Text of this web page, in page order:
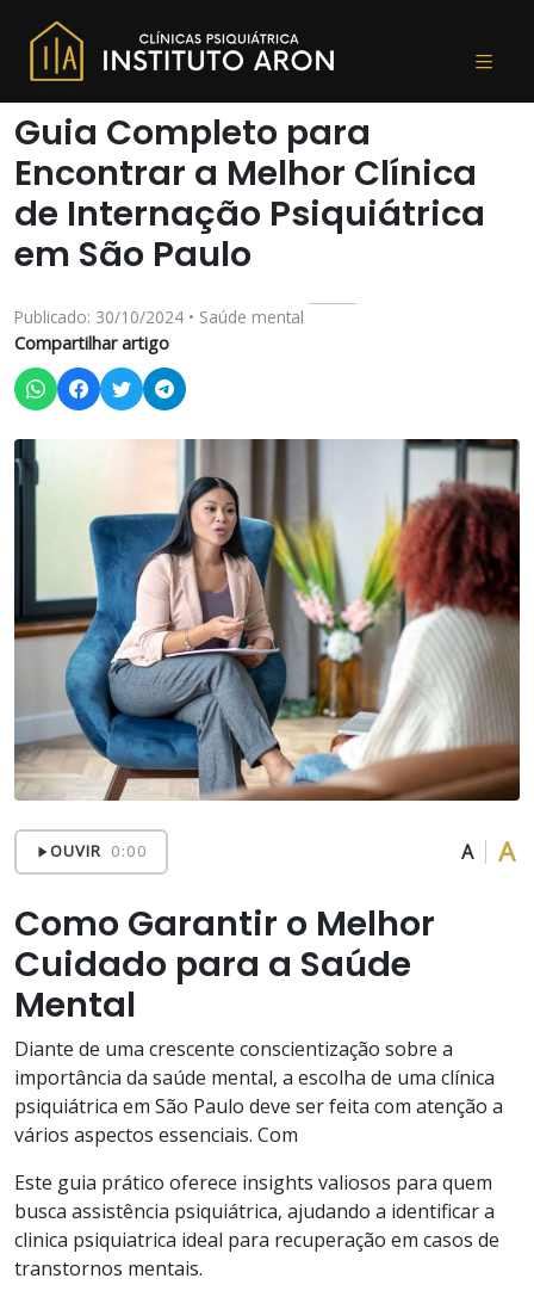
Guia Completo para
Encontrar a Melhor Clínica
de Internação Psiquiátrica
em São Paulo
Publicado: 30/10/2024 • Saúde mental
Compartilhar artigo
OUVIR 0:00 A A
Como Garantir o Melhor
Cuidado para a Saúde
Mental
Diante de uma crescente conscientização sobre a
importância da saúde mental, a escolha de uma clínica
psiquiátrica em São Paulo deve ser feita com atenção a
vários aspectos essenciais. Com
Este guia prático oferece insights valiosos para quem
busca assistência psiquiátrica, ajudando a identificar a
clinica psiquiatrica ideal para recuperação em casos de
transtornos mentais.